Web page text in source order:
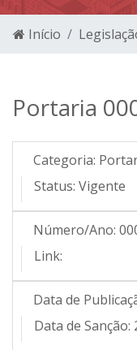
Início
Portaria
Categoria:
Status: Vigente
Número/Ano:
Link:
Data de
Data de Sanção: